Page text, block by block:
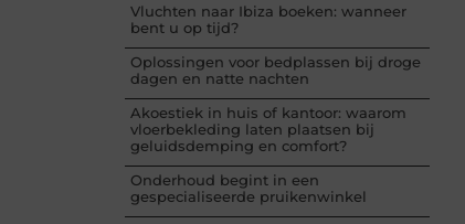
Vluchten naar Ibiza boeken: wanneer
bent u op tijd?
Oplossingen voor bedplassen bij droge
dagen en natte nachten
Akoestiek in huis of kantoor: waarom
vloerbekleding laten plaatsen bij
geluidsdemping en comfort?
Onderhoud begint in een
gespecialiseerde pruikenwinkel